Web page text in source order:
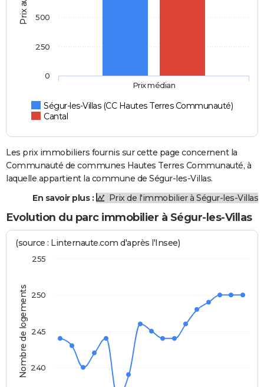
Ségur-les-Villas (CC Hautes Terres Communauté)
Cantal
Prix médian
0
250
500
Les prix immobiliers fournis sur cette page concernent la
Communauté de communes Hautes Terres Communauté, à
laquelle appartient la commune de Ségur-les-Villas.
En savoir plus :
Prix de l'immobilier à Ségur-les-Villas
Evolution du parc immobilier à Ségur-les-Villas
Nombre de logements
(source : Linternaute.com d'après l'Insee)
240
245
250
255